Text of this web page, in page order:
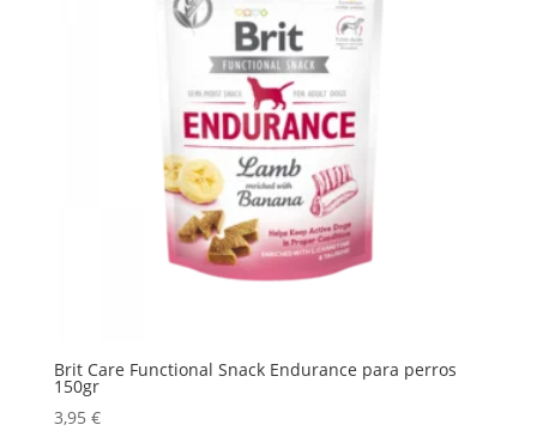
Brit Care Functional Snack Endurance para perros
150gr
3,95 €